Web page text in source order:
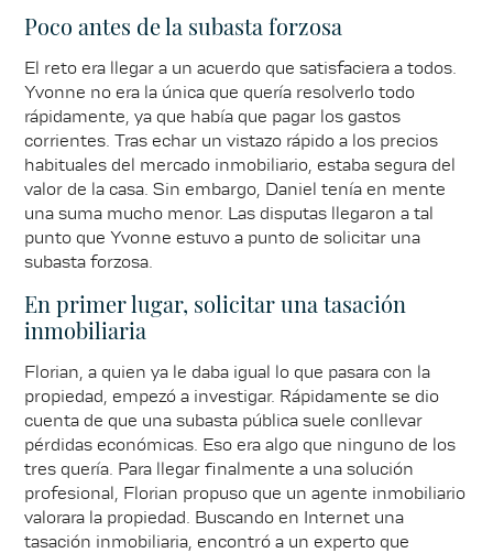
Poco antes de la subasta forzosa
El reto era llegar a un acuerdo que satisfaciera a todos.
Yvonne no era la única que quería resolverlo todo
rápidamente, ya que había que pagar los gastos
corrientes. Tras echar un vistazo rápido a los precios
habituales del mercado inmobiliario, estaba segura del
valor de la casa. Sin embargo, Daniel tenía en mente
una suma mucho menor. Las disputas llegaron a tal
punto que Yvonne estuvo a punto de solicitar una
subasta forzosa.
En primer lugar, solicitar una tasación
inmobiliaria
Florian, a quien ya le daba igual lo que pasara con la
propiedad, empezó a investigar. Rápidamente se dio
cuenta de que una subasta pública suele conllevar
pérdidas económicas. Eso era algo que ninguno de los
tres quería. Para llegar finalmente a una solución
profesional, Florian propuso que un agente inmobiliario
valorara la propiedad. Buscando en Internet una
tasación inmobiliaria, encontró a un experto que